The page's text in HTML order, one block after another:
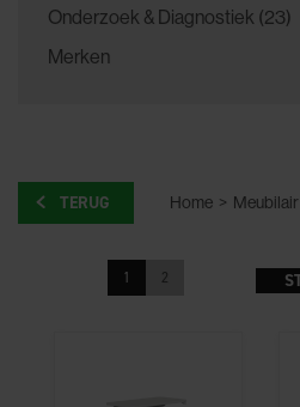
Onderzoek & Diagnostiek (23)
Merken
TERUG Home > Meubilair
1 2